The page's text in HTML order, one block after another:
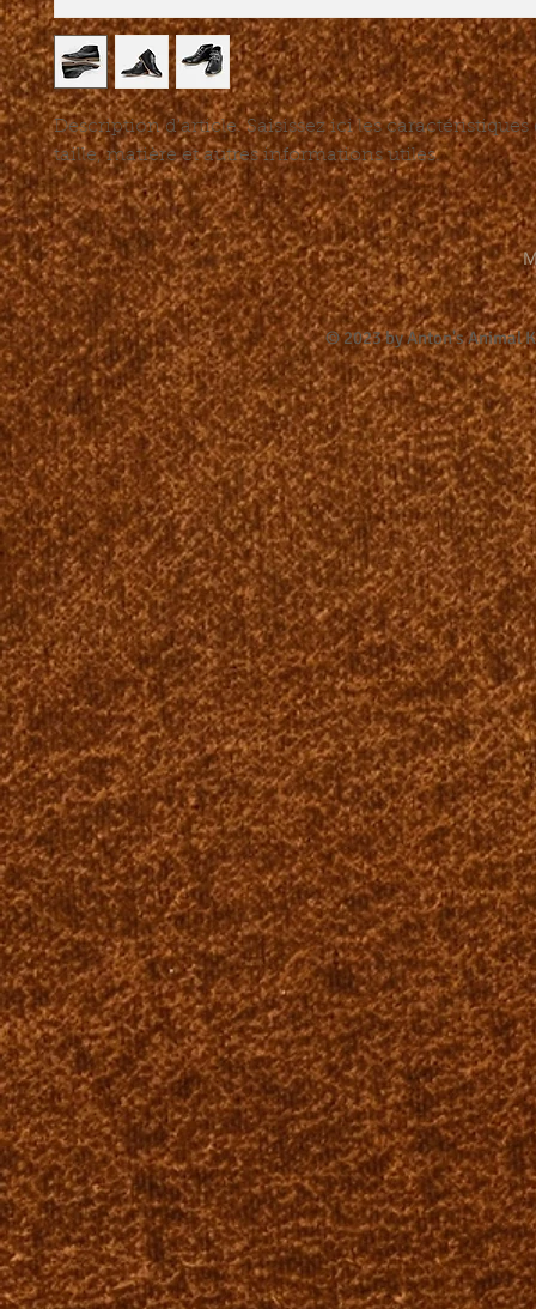
Description d'article. Saisissez ici les caractéristiques
taille, matière et autres informations utiles.
© 2023 by Anton's Animal